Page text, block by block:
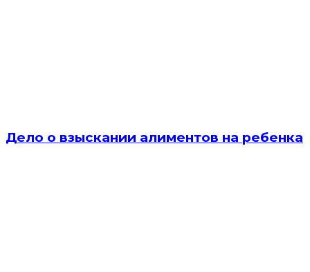
Дело о взыскании алиментов на ребенка